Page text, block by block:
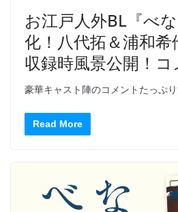
お江戸人外BL『べ
化！八代拓＆浦和希
収録時風景公開！コ
豪華キャスト陣のコメントたっぷり
Read More